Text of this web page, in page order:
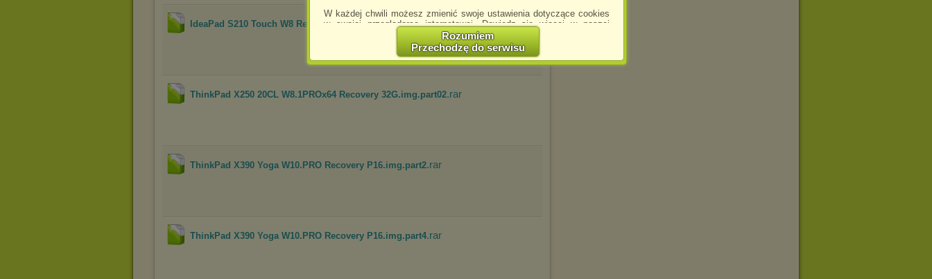
W każdej chwili możesz zmienić swoje ustawienia dotyczące cookies
w swojej przeglądarce internetowej. Dowiedz się więcej w naszej
http://chomikuj.pl/PolitykaPrywatnosci.aspx
Jednocześnie informujemy że zmiana ustawień przeglądarki może
spowodować ograniczenie korzystania ze strony Chomikuj.pl.
prosimy o opuszczenie serwisu chomikuj.pl.
będzie dopasowana do Twoich preferencji, a będzie to reklama
internetowej.
Rozumiem
Przechodzę do serwisu
IdeaPad S210 Touch W8 Recovery.tib.part11.rar
ThinkPad X250 20CL W8.1PROx64 Recovery 32G.img.part02.rar
ThinkPad X390 Yoga W10.PRO Recovery P16.img.part2.rar
ThinkPad X390 Yoga W10.PRO Recovery P16.img.part4.rar